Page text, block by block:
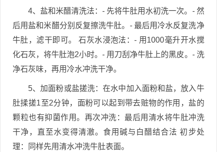
4、盐和米醋清洗法：- 先将牛肚用水初洗一次。- 然
后用盐和米醋分别反复擦洗牛肚。- 最后用冷水反复洗净
牛肚，滤干即可。 石灰水浸泡法：- 用1000毫升开水搅
化石灰，将牛肚泡2小时。- 用刀刮净牛肚上的黑皮。- 洗
净石灰味，再用冷水冲洗干净。
5、加面粉或盐搓洗：在水中加入面粉和盐，放入牛
肚揉搓1至2分钟，面粉可以起到带去赃物的作用，盐的
颗粒也有抑菌作用。再次冲洗：最后用清水将牛肚冲洗
干净，直至水变得清澈。食用碱与白醋结合法 初步处
理：同样先用清水冲洗牛肚表面。